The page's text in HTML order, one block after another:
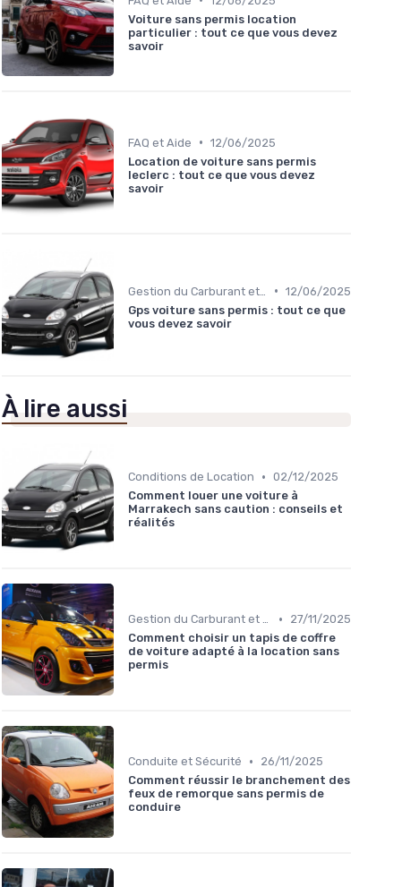
Voiture sans permis location
particulier : tout ce que vous devez
savoir
FAQ et Aide • 12/06/2025
Location de voiture sans permis
leclerc : tout ce que vous devez
savoir
• 12/06/2025
Gps voiture sans permis : tout ce que
vous devez savoir
À lire aussi
Conditions de Location • 02/12/2025
Comment louer une voiture à
Marrakech sans caution : conseils et
réalités
Gestion du Carburant et Entretien •
27/11/2025
Comment choisir un tapis de coffre
de voiture adapté à la location sans
permis
Conduite et Sécurité •
26/11/2025
Comment réussir le branchement des
feux de remorque sans permis de
conduire